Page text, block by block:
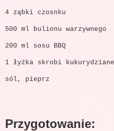
4 ząbki czosnku
500 ml bulionu warzywnego
200 ml sosu BBQ
1 łyżka skrobi
sól, pieprz
Przygotowanie: